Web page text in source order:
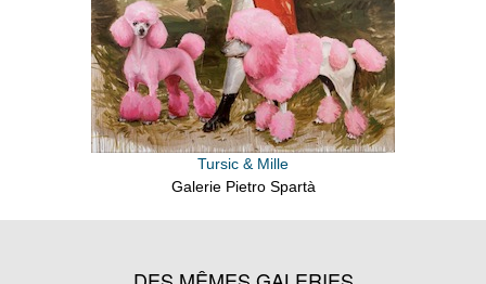
Tursic & Mille
Galerie Pietro Spartà